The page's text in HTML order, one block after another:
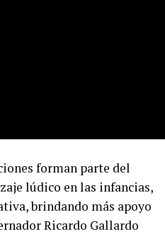
forman parte del
lúdico en las infancias,
brindando más apoyo
Ricardo Gallardo